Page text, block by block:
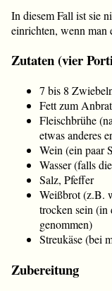
In diesem Fall ist sie
einrichten, wenn man
Zutaten (vier
7 bis 8
Fett zum
Fleischbrühe
etwas anderes
Wein (ein paar
Wasser (falls
Salz, Pfeffer
Weißbrot (z.B.
trocken sein (in
genommen)
Streukäse (bei
Zubereitung